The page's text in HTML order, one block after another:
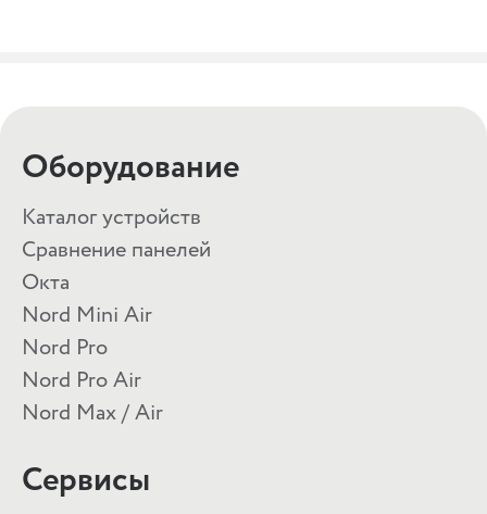
Оборудование
Каталог устройств
Сравнение панелей
Окта
Nord Mini Air
Nord Pro
Nord Pro Air
Nord Max / Air
Сервисы